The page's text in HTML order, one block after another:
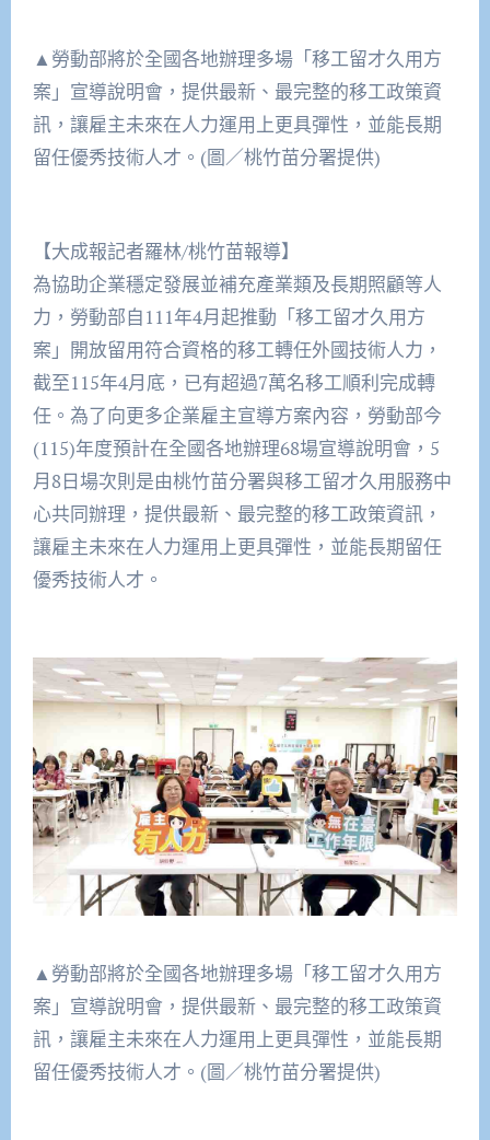
▲勞動部將於全國各地辦理多場「移工留才久用方
案」宣導說明會，提供最新、最完整的移工政策資
訊，讓雇主未來在人力運用上更具彈性，並能長期
留任優秀技術人才。(圖／桃竹苗分署提供)
【大成報記者羅林/桃竹苗報導】
為協助企業穩定發展並補充產業類及長期照顧等人
力，勞動部自111年4月起推動「移工留才久用方
案」開放留用符合資格的移工轉任外國技術人力，
截至115年4月底，已有超過7萬名移工順利完成轉
任。為了向更多企業雇主宣導方案內容，勞動部今
(115)年度預計在全國各地辦理68場宣導說明會，5
月8日場次則是由桃竹苗分署與移工留才久用服務中
心共同辦理，提供最新、最完整的移工政策資訊，
讓雇主未來在人力運用上更具彈性，並能長期留任
優秀技術人才。
▲勞動部將於全國各地辦理多場「移工留才久用方
案」宣導說明會，提供最新、最完整的移工政策資
訊，讓雇主未來在人力運用上更具彈性，並能長期
留任優秀技術人才。(圖／桃竹苗分署提供)